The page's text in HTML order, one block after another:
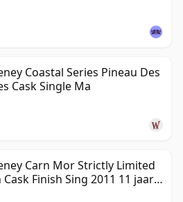
Coastal Series Pineau Des
Cask Single Ma
Carn Mor Strictly Limited
Finish Sing 2011 11 jaar